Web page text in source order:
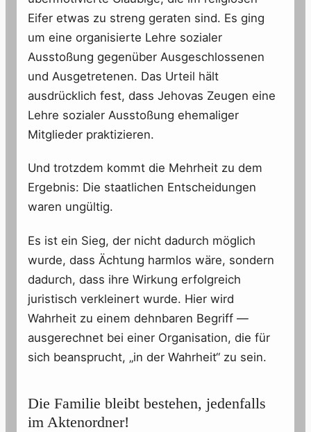
Eifer etwas zu streng geraten sind. Es ging
um eine organisierte Lehre sozialer
Ausstoßung gegenüber Ausgeschlossenen
und Ausgetretenen. Das Urteil hält
ausdrücklich fest, dass Jehovas Zeugen eine
Lehre sozialer Ausstoßung ehemaliger
Mitglieder praktizieren.
Und trotzdem kommt die Mehrheit zu dem
Ergebnis: Die staatlichen Entscheidungen
waren ungültig.
Es ist ein Sieg, der nicht dadurch möglich
wurde, dass Ächtung harmlos wäre, sondern
dadurch, dass ihre Wirkung erfolgreich
juristisch verkleinert wurde. Hier wird
Wahrheit zu einem dehnbaren Begriff —
ausgerechnet bei einer Organisation, die für
sich beansprucht, „in der Wahrheit“ zu sein.
Die Familie bleibt bestehen, jedenfalls
im Aktenordner!